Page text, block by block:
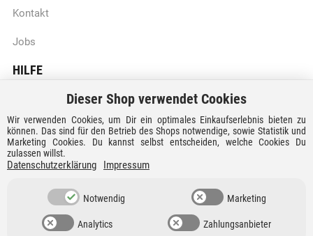
Kontakt
Jobs
HILFE
Batteriegesetzhinweise
Vertrag widerrufen
Versandkosten und Lieferzeiten
Zahlungsarten
Dieser Shop verwendet Cookies
Wir verwenden Cookies, um Dir ein optimales Einkaufserlebnis bieten zu
können. Das sind für den Betrieb des Shops notwendige, sowie Statistik und
Marketing Cookies. Du kannst selbst entscheiden, welche Cookies Du
zulassen willst.
Datenschutzerklärung Impressum
Notwendig Marketing
Analytics Zahlungsanbieter